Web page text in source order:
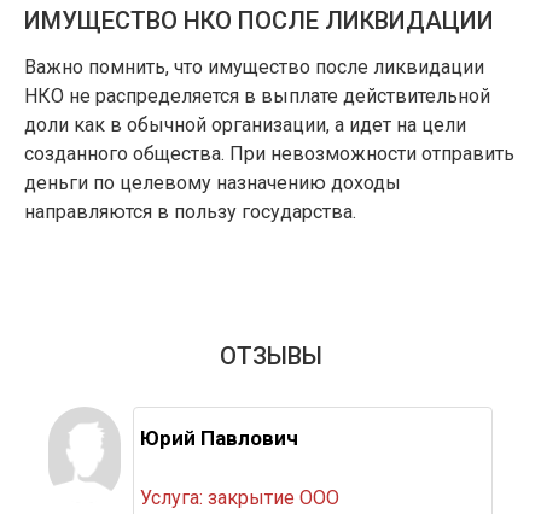
ИМУЩЕСТВО НКО ПОСЛЕ ЛИКВИДАЦИИ
Важно помнить, что имущество после ликвидации
НКО не распределяется в выплате действительной
доли как в обычной организации, а идет на цели
созданного общества. При невозможности отправить
деньги по целевому назначению доходы
направляются в пользу государства.
ОТЗЫВЫ
Юрий Павлович
Услуга: закрытие ООО